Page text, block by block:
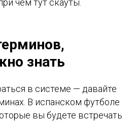
чём тут скауты.
знать
в системе — давайте
В испанском футболе
вы будете встречать